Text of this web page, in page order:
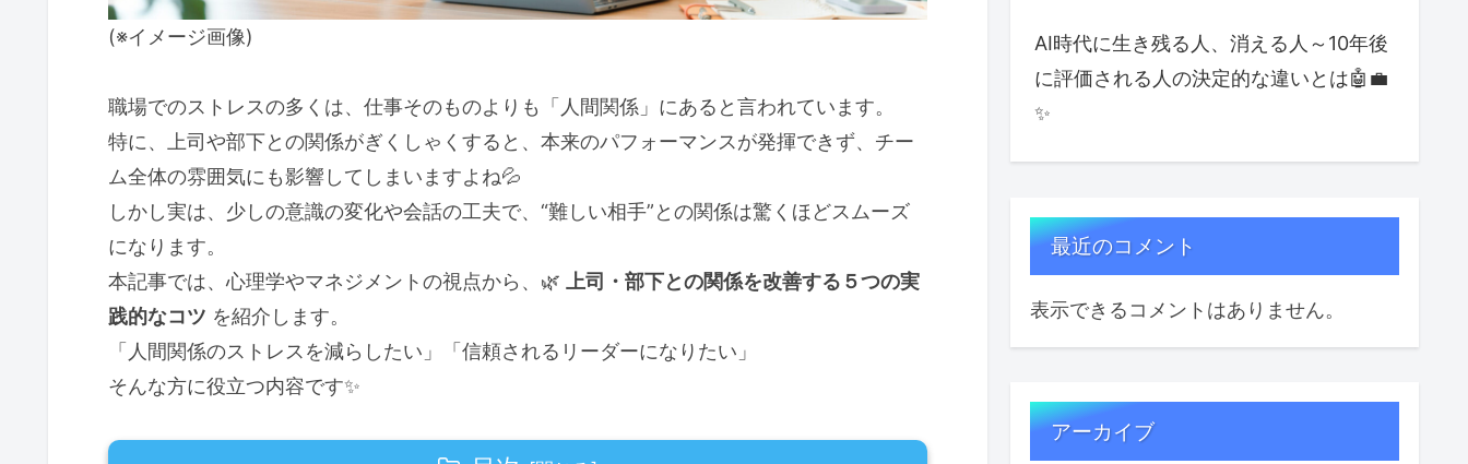
(※イメージ画像)
職場でのストレスの多くは、仕事そのものよりも「人間関係」にあると言われています。
特に、上司や部下との関係がぎくしゃくすると、本来のパフォーマンスが発揮できず、チー
ム全体の雰囲気にも影響してしまいますよね💦
しかし実は、少しの意識の変化や会話の工夫で、“難しい相手”との関係は驚くほどスムーズ
になります。
本記事では、心理学やマネジメントの視点から、🌿
上司・部下との関係を改善する５つの実
践的なコツ を紹介します。
「人間関係のストレスを減らしたい」「信頼されるリーダーになりたい」
そんな方に役立つ内容です✨
AI時代に生き残る人、消える人～10年後
に評価される人の決定的な違いとは🤖💼
✨
最近のコメント
表示できるコメントはありません。
アーカイブ